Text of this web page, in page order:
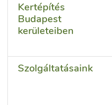
Kertépítés
Budapest
kerületeiben
Szolgáltatásaink